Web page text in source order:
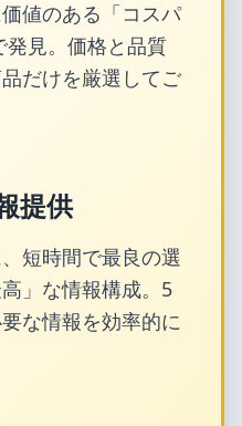
値のある「コスパ
見。価格と品質
だけを厳選してご
提供
短時間で最良の選
」な情報構成。5
な情報を効率的に